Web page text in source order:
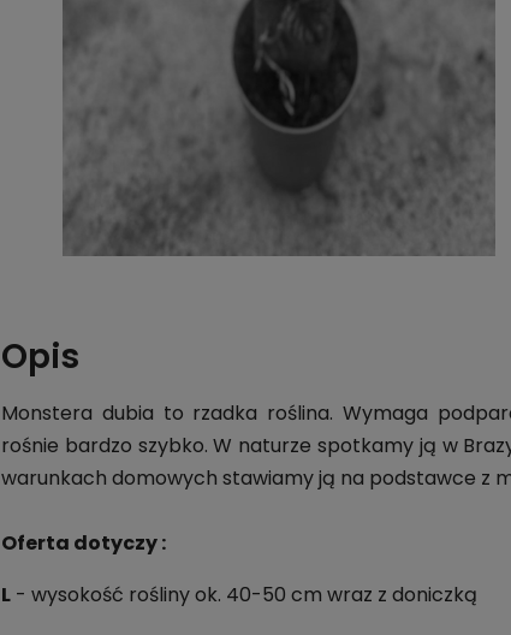
Opis
Monstera dubia to rzadka roślina. Wymaga
rośnie bardzo szybko. W naturze spotkamy ją w
warunkach domowych stawiamy ją na podstawce z
Oferta dotyczy :
L - wysokość rośliny ok. 40-50 cm wraz z doniczką